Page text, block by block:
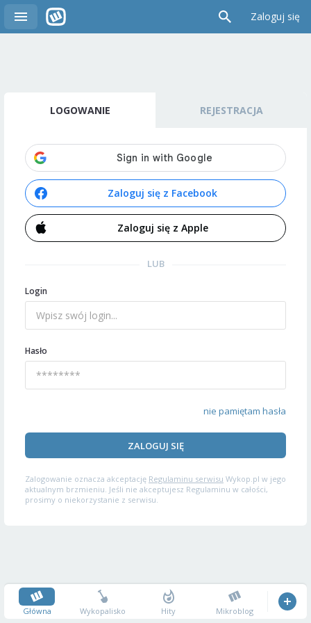
Zaloguj się
LOGOWANIE REJESTRACJA
Zaloguj się z Facebook
Zaloguj się z Apple
LUB
Login
Hasło
nie pamiętam hasła
ZALOGUJ SIĘ
Zalogowanie oznacza akceptację Regulaminu serwisu Wykop.pl w jego
aktualnym brzmieniu. Jeśli nie akceptujesz Regulaminu w całości,
prosimy o niekorzystanie z serwisu.
Główna Wykopalisko Hity Mikroblog